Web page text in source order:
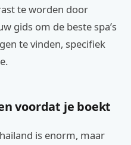
te worden door
gids om de beste spa’s
te vinden, specifiek
voordat je boekt
is enorm, maar